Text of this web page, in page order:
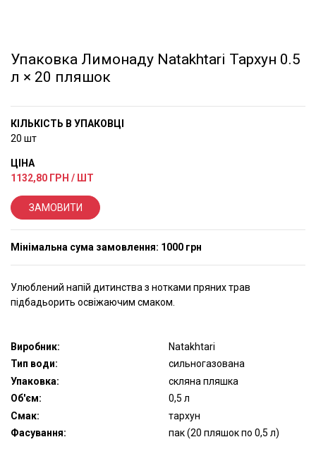
Упаковка Лимонаду Natakhtari Тархун 0.5
л × 20 пляшок
КІЛЬКІСТЬ В УПАКОВЦІ
20 шт
ЦІНА
1132,80 ГРН / ШТ
ЗАМОВИТИ
Мінімальна сума замовлення: 1000 грн
Улюблений напій дитинства з нотками пряних трав
підбадьорить освіжаючим смаком.
Виробник:
Natakhtari
Тип води:
сильногазована
Упаковка:
скляна пляшка
Об'єм:
0,5 л
Смак:
тархун
Фасування:
пак (20 пляшок по 0,5 л)